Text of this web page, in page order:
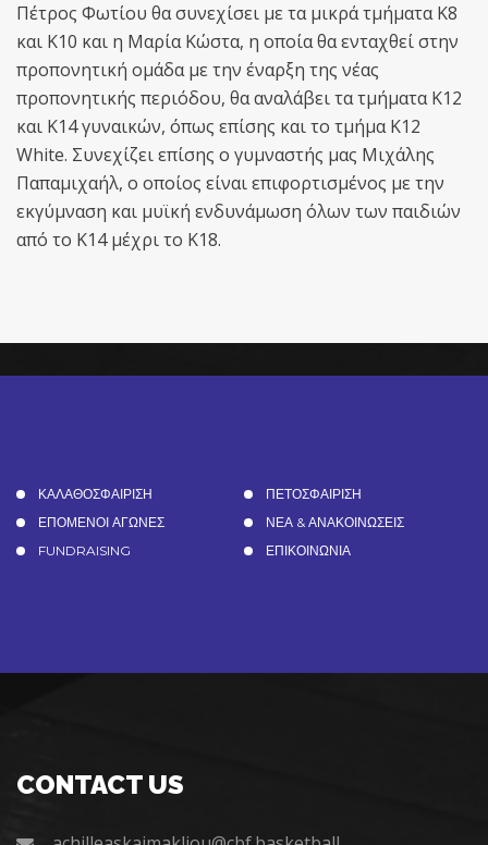
Πέτρος Φωτίου θα συνεχίσει με τα μικρά τμήματα Κ8
και Κ10 και η Μαρία Κώστα, η οποία θα ενταχθεί στην
προπονητική ομάδα με την έναρξη της νέας
προπονητικής περιόδου, θα αναλάβει τα τμήματα Κ12
και Κ14 γυναικών, όπως επίσης και το τμήμα Κ12
White. Συνεχίζει επίσης ο γυμναστής μας Μιχάλης
Παπαμιχαήλ, ο οποίος είναι επιφορτισμένος με την
εκγύμναση και μυϊκή ενδυνάμωση όλων των παιδιών
από το Κ14 μέχρι το Κ18.
ΚΑΛΑΘΟΣΦΑΙΡΙΣΗ
ΠΕΤΟΣΦΑΙΡΙΣΗ
ΕΠΟΜΕΝΟΙ ΑΓΩΝΕΣ
ΝΕΑ & ΑΝΑΚΟΙΝΩΣΕΙΣ
FUNDRAISING
ΕΠΙΚΟΙΝΩΝΙΑ
CONTACT US